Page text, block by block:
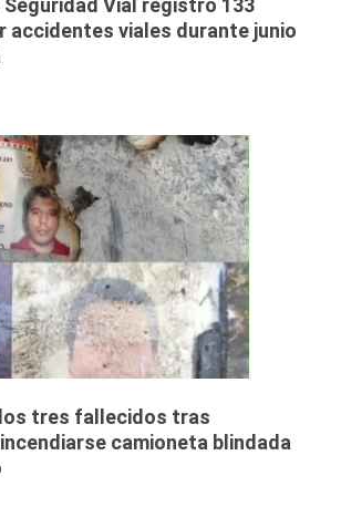
Vial registró 133
accidentes viales durante junio
tres fallecidos tras
camioneta blindada